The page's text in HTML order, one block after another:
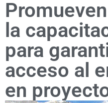
la
para
acceso al
en